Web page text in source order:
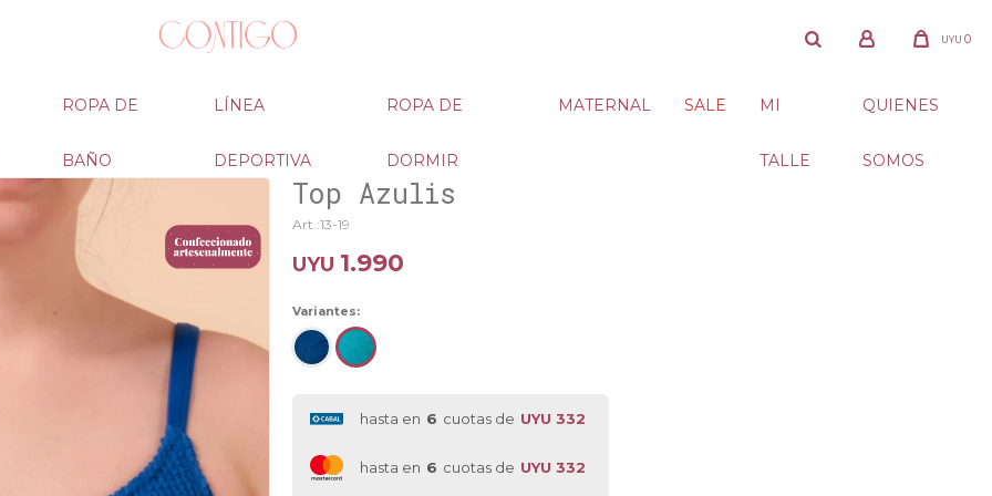
ROPA DE
BAÑO
LÍNEA
DEPORTIVA
ROPA DE
DORMIR
MATERNAL SALE MI
TALLE
QUIENES
SOMOS
UYU 0
Top Azulis
13-19
UYU 1.990
Variantes:
hasta en 6 cuotas de UYU 332
hasta en 6 cuotas de UYU 332